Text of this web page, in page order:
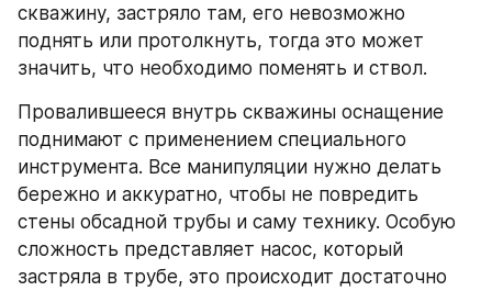
скважину, застряло там, его невозможно
поднять или протолкнуть, тогда это может
значить, что необходимо поменять и ствол.
Провалившееся внутрь скважины оснащение
поднимают с применением специального
инструмента. Все манипуляции нужно делать
бережно и аккуратно, чтобы не повредить
стены обсадной трубы и саму технику. Особую
сложность представляет насос, который
застряла в трубе, это происходит достаточно